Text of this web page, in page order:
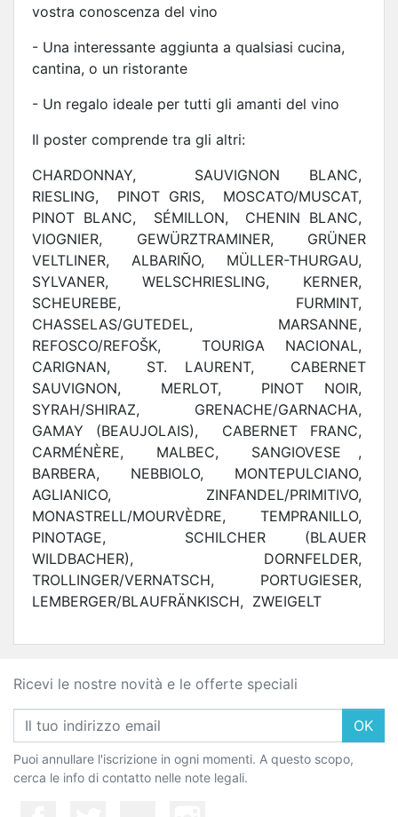
vostra conoscenza del vino
- Una interessante aggiunta a qualsiasi cucina,
cantina, o un ristorante
- Un regalo ideale per tutti gli amanti del vino
Il poster comprende tra gli altri:
CHARDONNAY, SAUVIGNON BLANC,
RIESLING, PINOT GRIS, MOSCATO/MUSCAT,
PINOT BLANC, SÉMILLON, CHENIN BLANC,
VIOGNIER, GEWÜRZTRAMINER, GRÜNER
VELTLINER, ALBARIÑO, MÜLLER-THURGAU,
SYLVANER, WELSCHRIESLING, KERNER,
SCHEUREBE, FURMINT,
CHASSELAS/GUTEDEL, MARSANNE,
REFOSCO/REFOŠK, TOURIGA NACIONAL,
CARIGNAN, ST. LAURENT, CABERNET
SAUVIGNON, MERLOT, PINOT NOIR,
SYRAH/SHIRAZ, GRENACHE/GARNACHA,
GAMAY (BEAUJOLAIS), CABERNET FRANC,
CARMÉNÈRE, MALBEC, SANGIOVESE ,
BARBERA, NEBBIOLO, MONTEPULCIANO,
AGLIANICO, ZINFANDEL/PRIMITIVO,
MONASTRELL/MOURVÈDRE, TEMPRANILLO,
PINOTAGE, SCHILCHER (BLAUER
WILDBACHER), DORNFELDER,
TROLLINGER/VERNATSCH, PORTUGIESER,
LEMBERGER/BLAUFRÄNKISCH, ZWEIGELT
Ricevi le nostre novità e le offerte speciali
OK
Puoi annullare l'iscrizione in ogni momenti. A questo scopo,
cerca le info di contatto nelle note legali.